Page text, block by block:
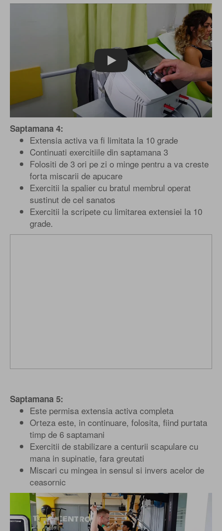
Play
Saptamana 4:
Extensia activa va fi limitata la 10 grade
Continuati exercitiile din saptamana 3
Folositi de 3 ori pe zi o minge pentru a va creste
forta miscarii de apucare
Exercitii la spalier cu bratul membrul operat
sustinut de cel sanatos
Exercitii la scripete cu limitarea extensiei la 10
grade.
Saptamana 5:
Este permisa extensia activa completa
Orteza este, in continuare, folosita, fiind purtata
timp de 6 saptamani
Exercitii de stabilizare a centurii scapulare cu
mana in supinatie, fara greutati
Miscari cu mingea in sensul si invers acelor de
ceasornic